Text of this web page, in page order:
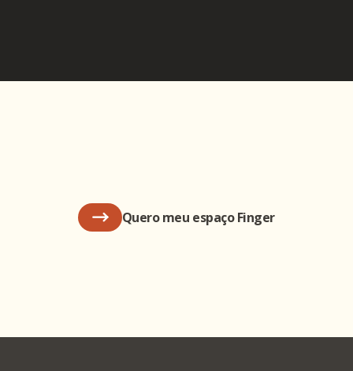
Quero meu espaço Finger